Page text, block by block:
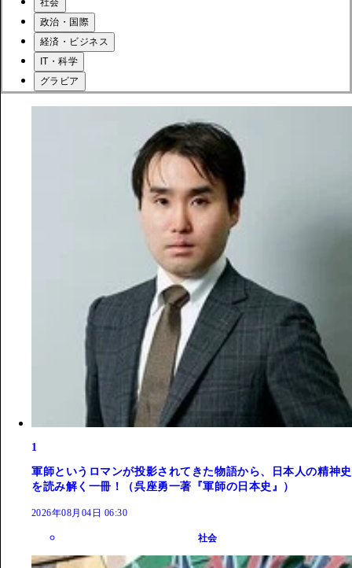
社会
政治・国際
経済・ビジネス
IT・科学
グラビア
1
軍師というロマンが投影されてきた物語から、日本人の精神史
を読み解く一冊！（呉座勇一著『軍師の日本史』）
2026年08月04日 06:30
社会